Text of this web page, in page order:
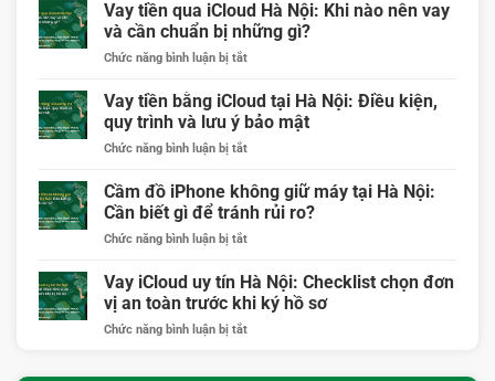
iCloud
iPhone
Hà
Nội:
trình
rõ
cho
cần
vốn
hạn
Vay tiền qua iCloud Hà Nội: Khi nào nên vay
và cần chuẩn bị những gì?
Chức năng bình luận bị tắtở
tiền
qua
iCloud
Hà
Khi
nào
vay
cần
chuẩn
những
Vay tiền bằng iCloud tại Hà Nội: Điều kiện,
quy trình và lưu ý bảo mật
Chức năng bình luận bị tắtở
tiền
bằng
iCloud
tại
Nội:
Điều
kiện,
quy
Cầm đồ iPhone không giữ máy tại Hà Nội:
Cần biết gì để tránh rủi ro?
Chức năng bình luận bị tắtở
đồ
iPhone
không
giữ
Vay iCloud uy tín Hà Nội: Checklist chọn đơn
vị an toàn trước khi ký hồ sơ
Chức năng bình luận bị tắtở